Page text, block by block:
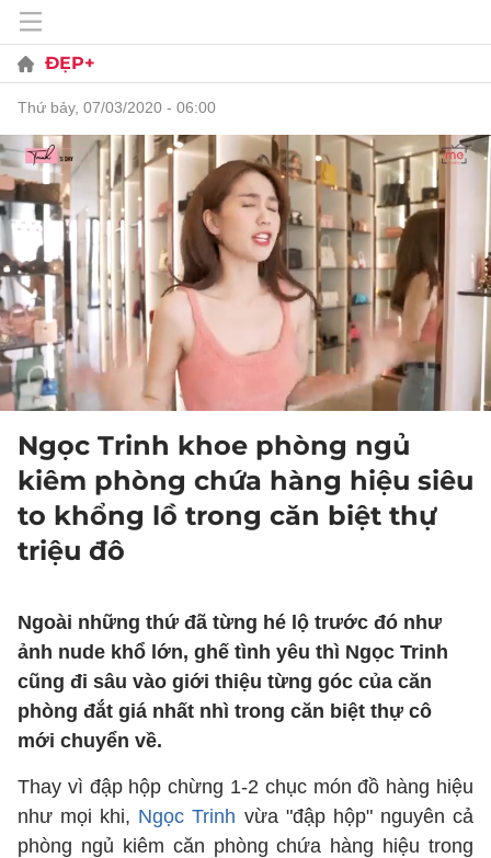
ĐẸP+
thứ bảy, 07/03/2020 - 06:00
Ngọc Trinh khoe phòng ngủ
kiêm phòng chứa hàng hiệu siêu
to khổng lồ trong căn biệt thự
triệu đô
Ngoài những thứ đã từng hé lộ trước đó như
ảnh nude khổ lớn, ghế tình yêu thì Ngọc Trinh
cũng đi sâu vào giới thiệu từng góc của căn
phòng đắt giá nhất nhì trong căn biệt thự cô
mới chuyển về.
Thay vì đập hộp chừng 1-2 chục món đồ hàng hiệu
như mọi khi, Ngọc Trinh vừa "đập hộp" nguyên cả
phòng ngủ kiêm căn phòng chứa hàng hiệu trong